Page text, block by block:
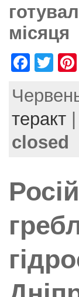
місяця
F
c
e
b
k
T
itt
er
теракт
closed